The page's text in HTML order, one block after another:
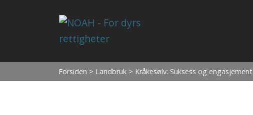
Forsiden > Landbruk > Kråkesølv: Suksess og engasjement